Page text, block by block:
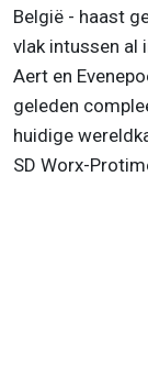
België - haast
vlak intussen al
Aert en
geleden
huidige
SD Worx-